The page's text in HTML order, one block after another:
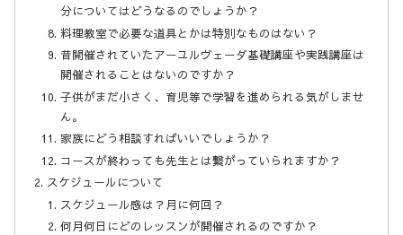
分についてはどうなるのでしょうか？
料理教室で必要な道具とかは特別なものはない？
昔開催されていたアーユルヴェーダ基礎講座や実践講座は
開催されることはないのですか？
子供がまだ小さく、育児等で学習を進められる気がしませ
ん。
家族にどう相談すればいいでしょうか？
コースが終わっても先生とは繋がっていられますか？
スケジュールについて
スケジュール感は？月に何回？
何月何日にどのレッスンが開催されるのですか？